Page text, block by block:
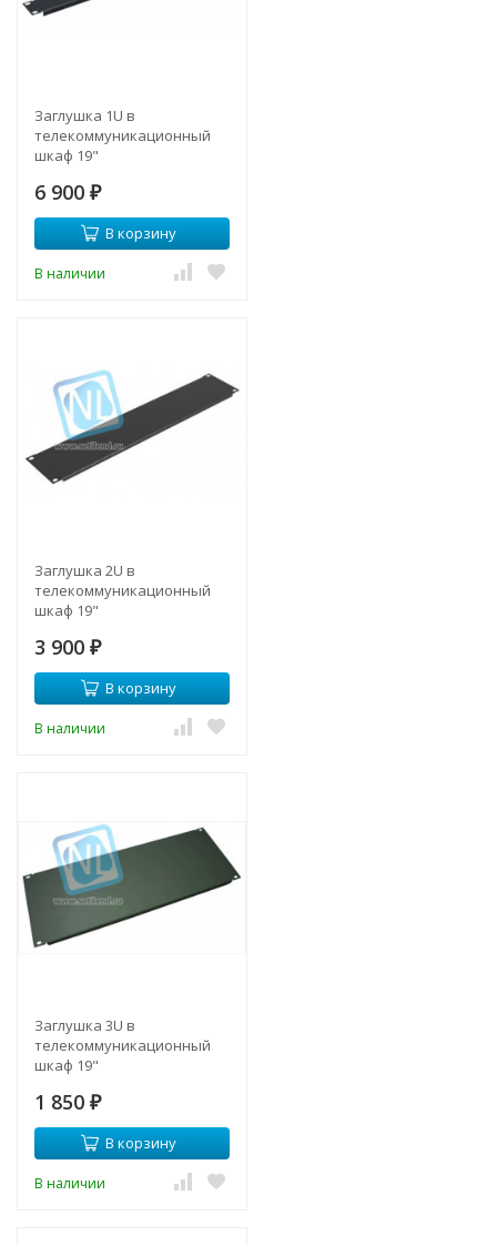
Заглушка 1U в
телекоммуникационный
шкаф 19"
6 900 ₽
В корзину
В наличии
Заглушка 2U в
телекоммуникационный
шкаф 19"
3 900 ₽
В корзину
В наличии
Заглушка 3U в
телекоммуникационный
шкаф 19"
1 850 ₽
В корзину
В наличии